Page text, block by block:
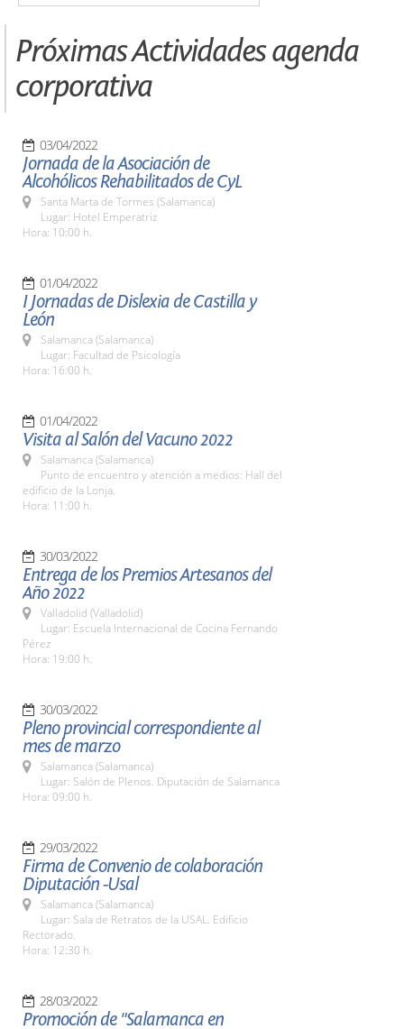
Próximas Actividades agenda
corporativa
03/04/2022
Jornada de la Asociación de
Alcohólicos Rehabilitados de CyL
Santa Marta de Tormes (Salamanca)
Lugar: Hotel Emperatriz
Hora: 10:00 h.
01/04/2022
I Jornadas de Dislexia de Castilla y
León
Salamanca (Salamanca)
Lugar: Facultad de Psicología
Hora: 16:00 h.
01/04/2022
Visita al Salón del Vacuno 2022
Salamanca (Salamanca)
Punto de encuentro y atención a medios: Hall del
edificio de la Lonja.
Hora: 11:00 h.
30/03/2022
Entrega de los Premios Artesanos del
Año 2022
Valladolid (Valladolid)
Lugar: Escuela Internacional de Cocina Fernando
Pérez
Hora: 19:00 h.
30/03/2022
Pleno provincial correspondiente al
mes de marzo
Salamanca (Salamanca)
Lugar: Salón de Plenos. Diputación de Salamanca
Hora: 09:00 h.
29/03/2022
Firma de Convenio de colaboración
Diputación -Usal
Salamanca (Salamanca)
Lugar: Sala de Retratos de la USAL. Edificio
Rectorado.
Hora: 12:30 h.
28/03/2022
Promoción de "Salamanca en